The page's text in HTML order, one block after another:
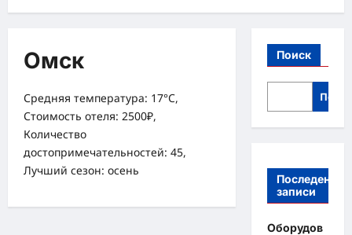
Омск
Средняя температура: 17°C,
Стоимость отеля: 2500₽,
Количество
достопримечательностей: 45,
Лучший сезон: осень
Поиск
Поиск
Последение
записи
Оборудов